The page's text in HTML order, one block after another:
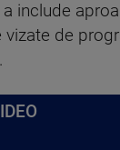
include
de